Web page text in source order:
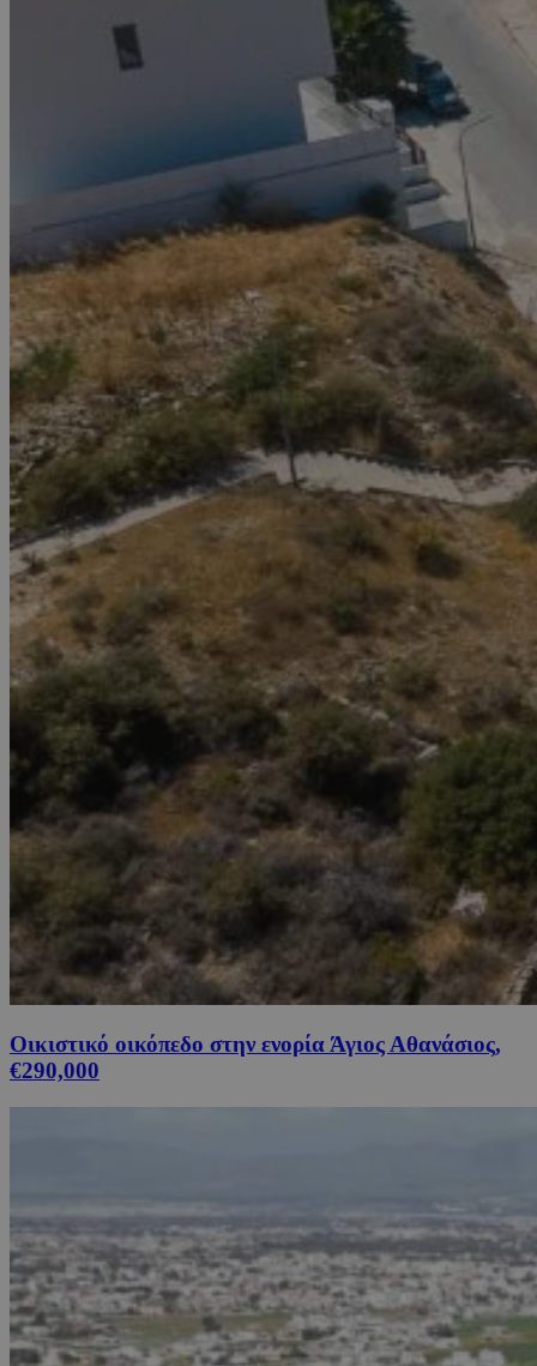
Οικιστικό οικόπεδο στην ενορία Άγιος Αθανάσιος,
€290,000